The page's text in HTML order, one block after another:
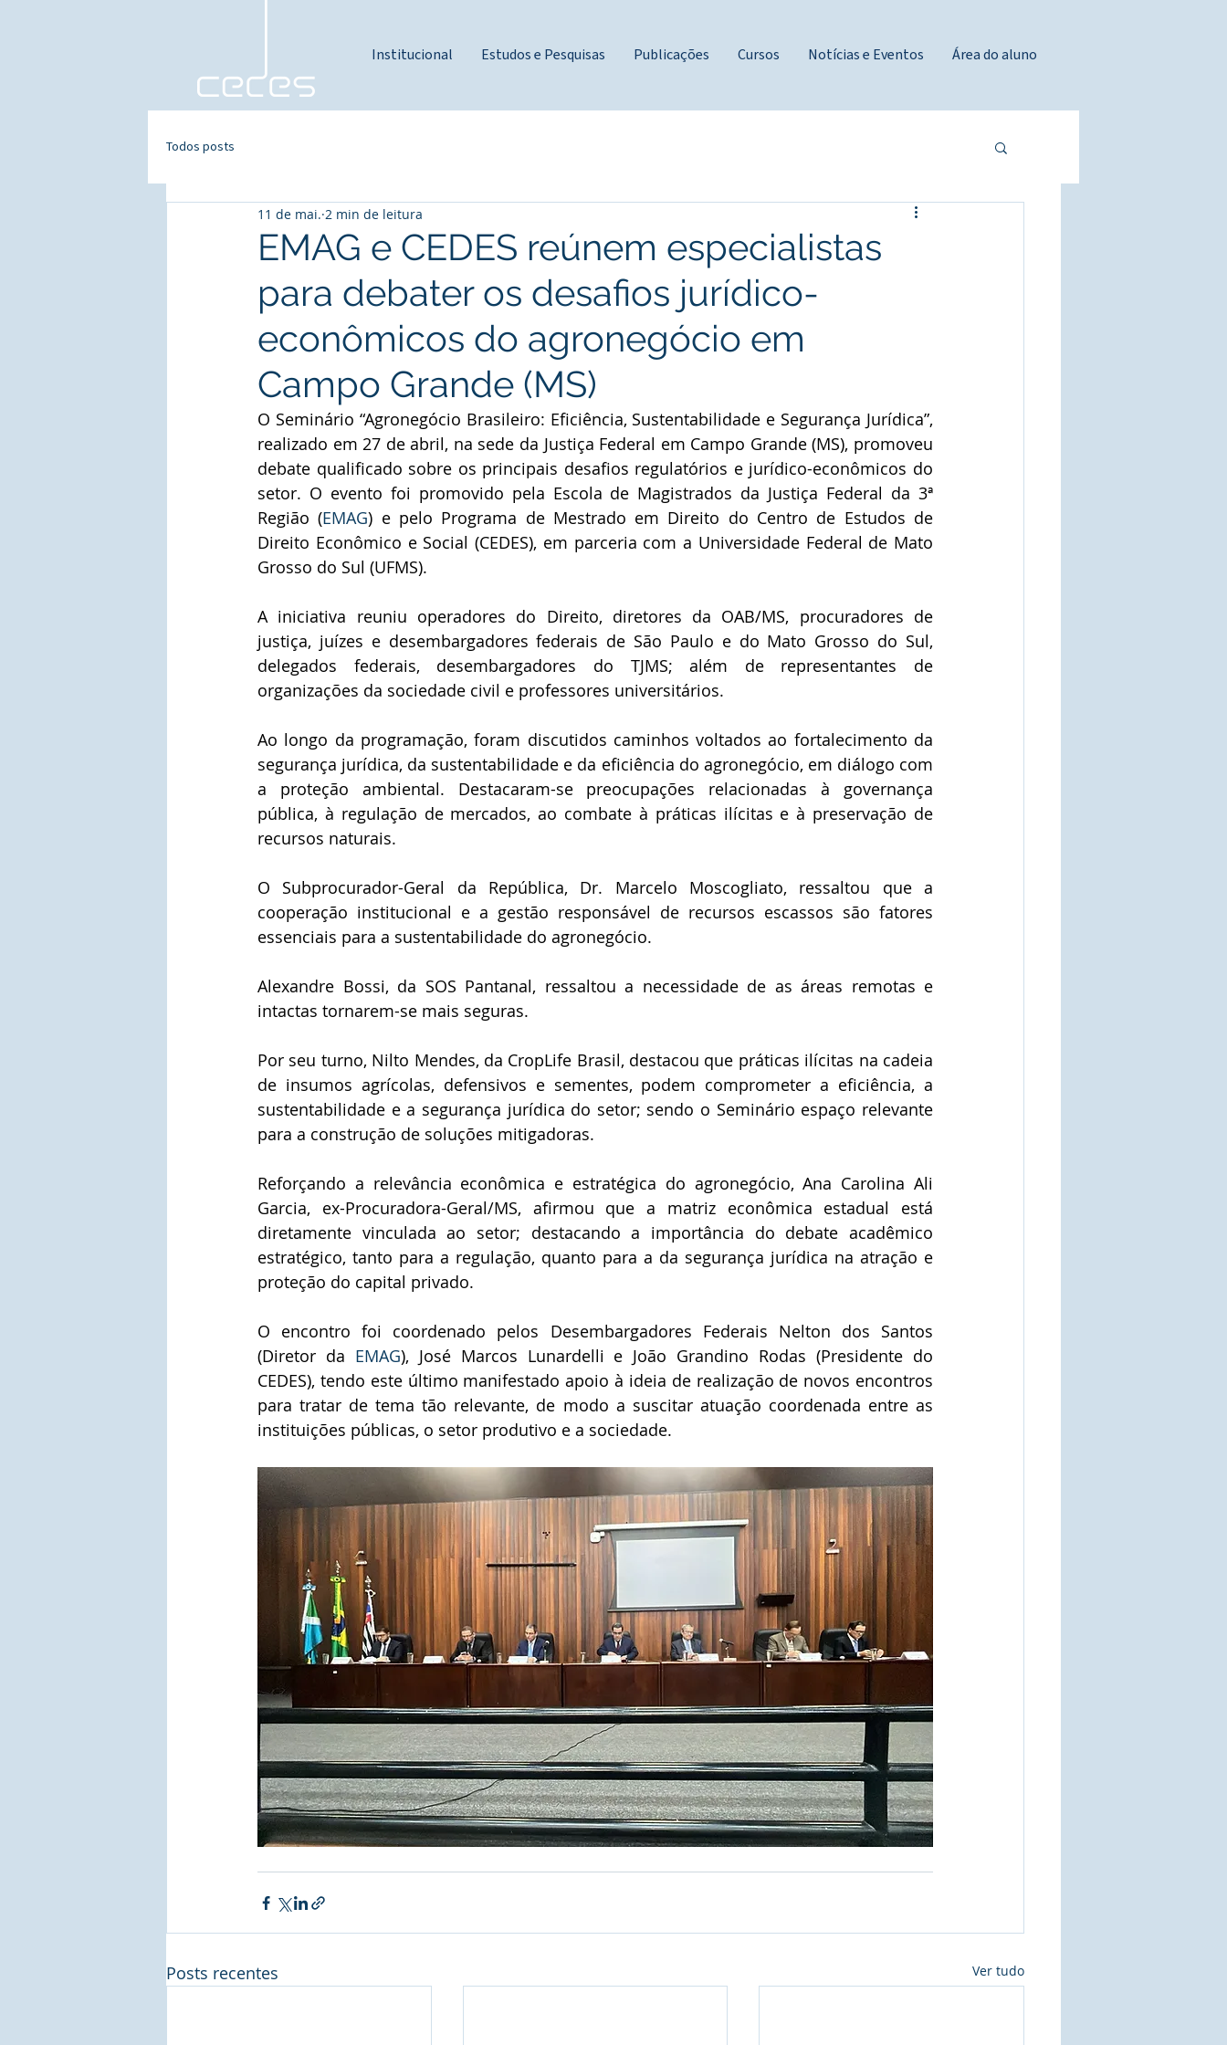
Institucional Estudos e Pesquisas Publicações Cursos Notícias e Eventos Área do aluno
Todos posts
EMAG e CEDES reúnem especialistas
para debater os desafios jurídico-
econômicos do agronegócio em
Campo Grande (MS)
11 de mai. 2 min de leitura
O Seminário “Agronegócio Brasileiro: Eficiência, Sustentabilidade e Segurança Jurídica”,
realizado em 27 de abril, na sede da Justiça Federal em Campo Grande (MS), promoveu
debate qualificado sobre os principais desafios regulatórios e jurídico-econômicos do
setor. O evento foi promovido pela Escola de Magistrados da Justiça Federal da 3ª
Região (EMAG) e pelo Programa de Mestrado em Direito do Centro de Estudos de
Direito Econômico e Social (CEDES), em parceria com a Universidade Federal de Mato
Grosso do Sul (UFMS).
A iniciativa reuniu operadores do Direito, diretores da OAB/MS, procuradores de
justiça, juízes e desembargadores federais de São Paulo e do Mato Grosso do Sul,
delegados federais, desembargadores do TJMS; além de representantes de
organizações da sociedade civil e professores universitários.
Ao longo da programação, foram discutidos caminhos voltados ao fortalecimento da
segurança jurídica, da sustentabilidade e da eficiência do agronegócio, em diálogo com
a proteção ambiental. Destacaram-se preocupações relacionadas à governança
pública, à regulação de mercados, ao combate à práticas ilícitas e à preservação de
recursos naturais.
O Subprocurador-Geral da República, Dr. Marcelo Moscogliato, ressaltou que a
cooperação institucional e a gestão responsável de recursos escassos são fatores
essenciais para a sustentabilidade do agronegócio.
Alexandre Bossi, da SOS Pantanal, ressaltou a necessidade de as áreas remotas e
intactas tornarem-se mais seguras.
Por seu turno, Nilto Mendes, da CropLife Brasil, destacou que práticas ilícitas na cadeia
de insumos agrícolas, defensivos e sementes, podem comprometer a eficiência, a
sustentabilidade e a segurança jurídica do setor; sendo o Seminário espaço relevante
para a construção de soluções mitigadoras.
Reforçando a relevância econômica e estratégica do agronegócio, Ana Carolina Ali
Garcia, ex-Procuradora-Geral/MS, afirmou que a matriz econômica estadual está
diretamente vinculada ao setor; destacando a importância do debate acadêmico
estratégico, tanto para a regulação, quanto para a da segurança jurídica na atração e
proteção do capital privado.
O encontro foi coordenado pelos Desembargadores Federais Nelton dos Santos
(Diretor da EMAG), José Marcos Lunardelli e João Grandino Rodas (Presidente do
CEDES), tendo este último manifestado apoio à ideia de realização de novos encontros
para tratar de tema tão relevante, de modo a suscitar atuação coordenada entre as
instituições públicas, o setor produtivo e a sociedade.
Posts recentes Ver tudo